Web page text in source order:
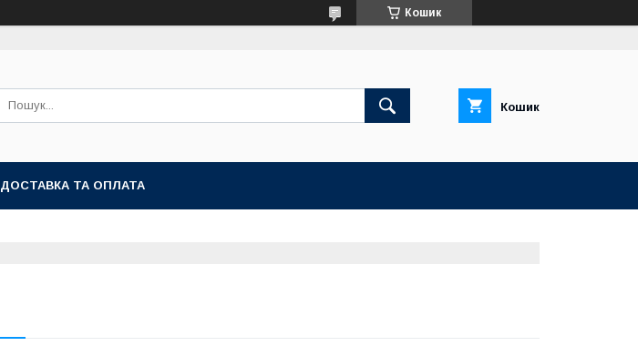
Кошик
Кошик
ДОСТАВКА ТА ОПЛАТА